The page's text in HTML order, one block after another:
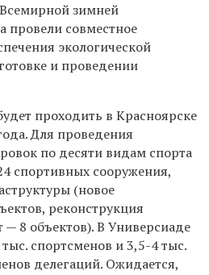
зимней
провели совместное
экологической
и проведении
проходить в Красноярске
Для проведения
по десяти видам спорта
спортивных сооружения,
(новое
реконструкция
8 объектов). В Универсиаде
спортсменов и 3,5-4 тыс.
делегаций. Ожидается,